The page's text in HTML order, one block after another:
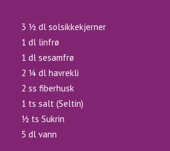
3 1⁄2 dl solsikkekjerner
1 dl linfrø
1 dl sesamfrø
2 1⁄4 dl havrekli
2 ss fiberhusk
1 ts salt (Seltin)
1⁄2 ts Sukrin
5 dl vann